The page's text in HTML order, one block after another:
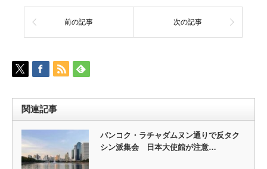
前の記事 次の記事
関連記事
バンコク・ラチャダムヌン通りで反タク
シン派集会 日本大使館が注意…